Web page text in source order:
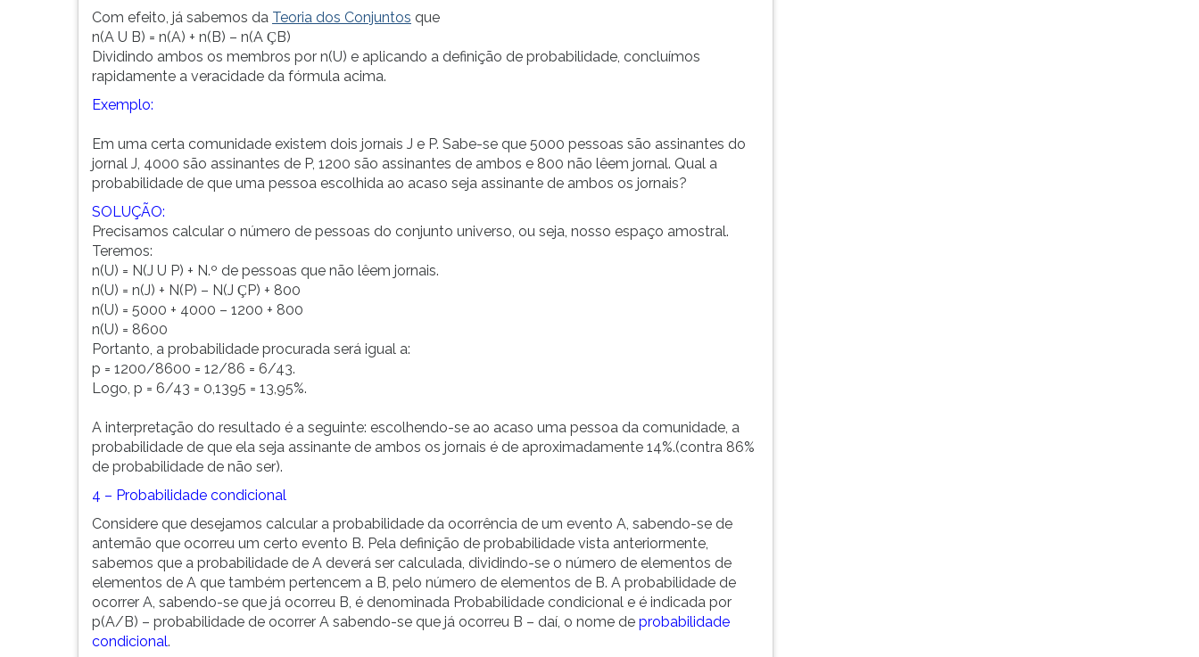
Com efeito, já sabemos da Teoria dos Conjuntos que
n(A U B) = n(A) + n(B) – n(A ÇB)
Dividindo ambos os membros por n(U) e aplicando a definição de probabilidade, concluímos
rapidamente a veracidade da fórmula acima.
Exemplo:
Em uma certa comunidade existem dois jornais J e P. Sabe-se que 5000 pessoas são assinantes do
jornal J, 4000 são assinantes de P, 1200 são assinantes de ambos e 800 não lêem jornal. Qual a
probabilidade de que uma pessoa escolhida ao acaso seja assinante de ambos os jornais?
SOLUÇÃO:
Precisamos calcular o número de pessoas do conjunto universo, ou seja, nosso espaço amostral.
Teremos:
n(U) = N(J U P) + N.º de pessoas que não lêem jornais.
n(U) = n(J) + N(P) – N(J ÇP) + 800
n(U) = 5000 + 4000 – 1200 + 800
n(U) = 8600
Portanto, a probabilidade procurada será igual a:
p = 1200/8600 = 12/86 = 6/43.
Logo, p = 6/43 = 0,1395 = 13,95%.
A interpretação do resultado é a seguinte: escolhendo-se ao acaso uma pessoa da comunidade, a
probabilidade de que ela seja assinante de ambos os jornais é de aproximadamente 14%.(contra 86%
de probabilidade de não ser).
4 – Probabilidade condicional
Considere que desejamos calcular a probabilidade da ocorrência de um evento A, sabendo-se de
antemão que ocorreu um certo evento B. Pela definição de probabilidade vista anteriormente,
sabemos que a probabilidade de A deverá ser calculada, dividindo-se o número de elementos de
elementos de A que também pertencem a B, pelo número de elementos de B. A probabilidade de
ocorrer A, sabendo-se que já ocorreu B, é denominada Probabilidade condicional e é indicada por
p(A/B) – probabilidade de ocorrer A sabendo-se que já ocorreu B – daí, o nome de probabilidade
condicional.